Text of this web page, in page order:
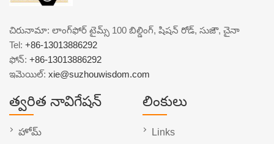
చిరునామా: లాంగ్‌ఫోర్ టైమ్స్ 100 బిల్డింగ్, షిషన్ రోడ్, సుజౌ, చైనా
Tel: +86-13013886292
ఫోన్: +86-13013886292
ఇమెయిల్: xie@suzhouwisdom.com
త్వరిత నావిగేషన్
హోమ్
లింకులు
Links